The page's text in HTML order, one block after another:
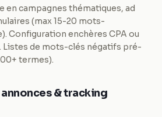
en campagnes thématiques, ad
(max 15-20 mots-
Configuration enchères CPA ou
Listes de mots-clés négatifs pré-
termes).
& tracking